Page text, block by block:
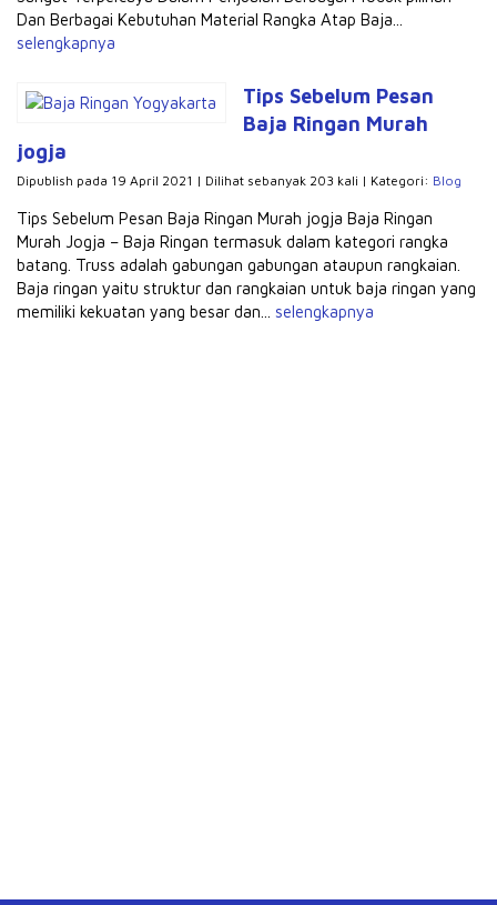
Dan Berbagai Kebutuhan Material Rangka Atap Baja...
selengkapnya
Tips Sebelum Pesan
Baja Ringan Murah
jogja
Dipublish pada 19 April 2021 | Dilihat sebanyak 203 kali | Kategori: Blog
Tips Sebelum Pesan Baja Ringan Murah jogja Baja Ringan
Murah Jogja – Baja Ringan termasuk dalam kategori rangka
batang. Truss adalah gabungan gabungan ataupun rangkaian.
Baja ringan yaitu struktur dan rangkaian untuk baja ringan yang
memiliki kekuatan yang besar dan... selengkapnya